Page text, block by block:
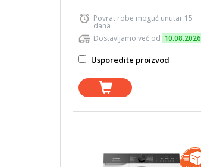
Povrat robe moguć unutar 15
dana
Dostavljamo već od 10.08.2026
Usporedite proizvod